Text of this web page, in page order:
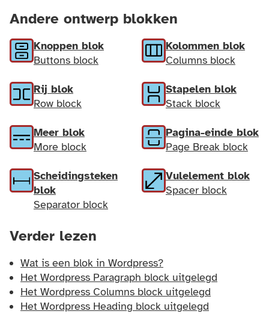
Andere ontwerp blokken
Knoppen blok
Buttons block
Kolommen blok
Columns block
Rij blok
Row block
Stapelen blok
Stack block
Meer blok
More block
Pagina-einde blok
Page Break block
Scheidingsteken
blok
Separator block
Vulelement blok
Spacer block
Verder lezen
Wat is een blok in Wordpress?
Het Wordpress Paragraph block uitgelegd
Het Wordpress Columns block uitgelegd
Het Wordpress Heading block uitgelegd